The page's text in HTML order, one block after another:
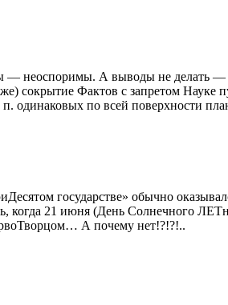
неоспоримы. А выводы не делать —
же) сокрытие Фактов с запретом
п. одинаковых по всей поверхности
государстве» обычно
когда 21 июня (День Солнечного
А почему нет!?!?!..